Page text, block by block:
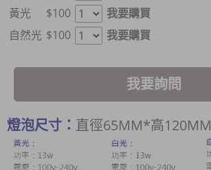
黃光
$100
我要購買
自然光 $100 我要購買
我要詢問
燈泡尺寸： 直徑65MM*高120MM